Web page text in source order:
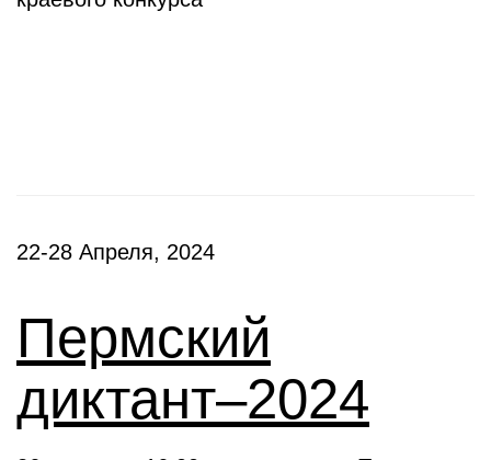
22-28 Апреля, 2024
Пермский
диктант–2024